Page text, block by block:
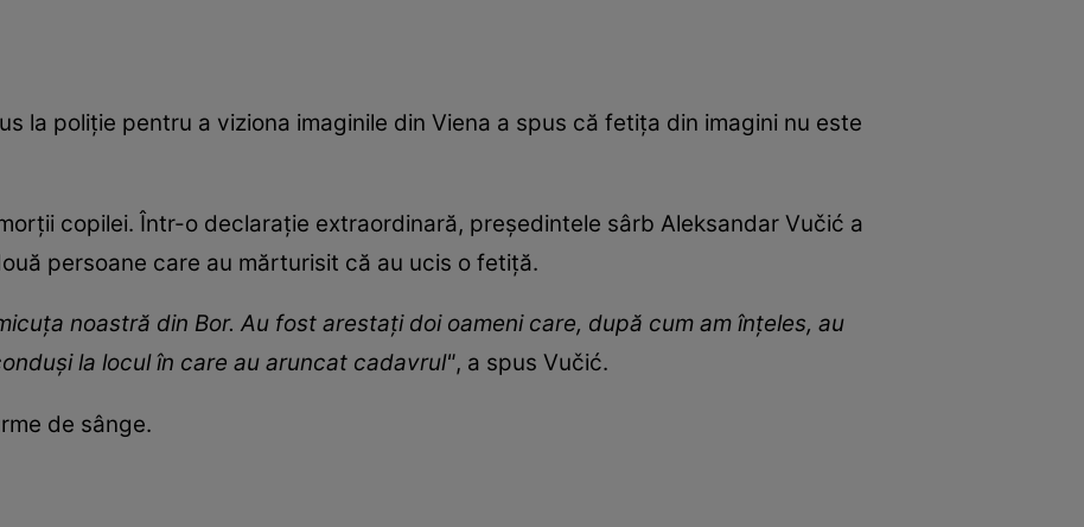
la poliție pentru a viziona imaginile din Viena a spus că fetița din imagini nu este
copilei. Într-o declarație extraordinară, președintele sârb Aleksandar Vučić a
persoane care au mărturisit că au ucis o fetiță.
noastră din Bor. Au fost arestați doi oameni care, după cum am înțeles, au
la locul în care au aruncat cadavrul", a spus Vučić.
de sânge.